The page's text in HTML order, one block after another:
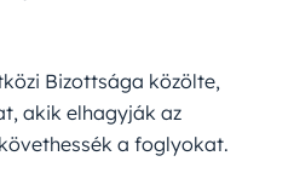
Bizottsága közölte,
akik elhagyják az
a foglyokat.